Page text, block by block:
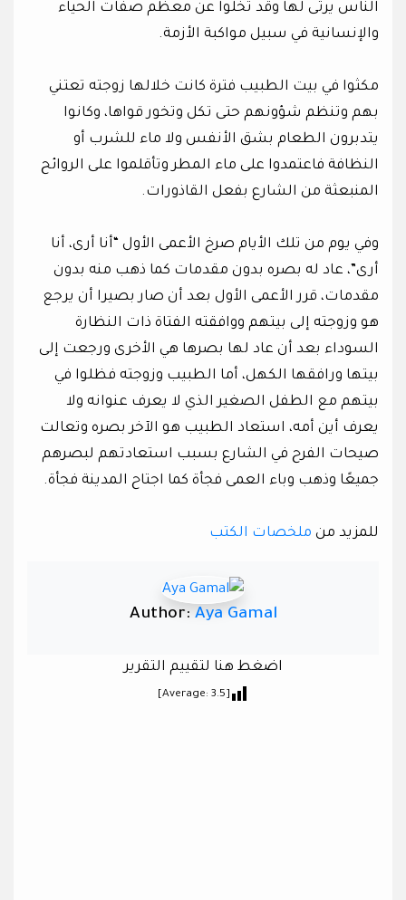
الناس يرثى لها وقد تخلوا عن معظم صفات الحياء
والإنسانية في سبيل مواكبة الأزمة.
مكثوا في بيت الطبيب فترة كانت خلالها زوجته تعتني
بهم وتنظم شؤونهم حتى تكل وتخور قواها، وكانوا
يتدبرون الطعام بشق الأنفس ولا ماء للشرب أو
النظافة فاعتمدوا على ماء المطر وتأقلموا على الروائح
المنبعثة من الشارع بفعل القاذورات.
وفي يوم من تلك الأيام صرخ الأعمى الأول “أنا أرى، أنا
أرى”، عاد له بصره بدون مقدمات كما ذهب منه بدون
مقدمات، قرر الأعمى الأول بعد أن صار بصيرا أن يرجع
هو وزوجته إلى بيتهم ووافقته الفتاة ذات النظارة
السوداء بعد أن عاد لها بصرها هي الأخرى ورجعت إلى
بيتها ورافقها الكهل، أما الطبيب وزوجته فظلوا في
بيتهم مع الطفل الصغير الذي لا يعرف عنوانه ولا
يعرف أين أمه، استعاد الطبيب هو الآخر بصره وتعالت
صيحات الفرح في الشارع بسبب استعادتهم لبصرهم
جميعًا وذهب وباء العمى فجأة كما اجتاح المدينة فجأة.
للمزيد من ملخصات الكتب
Author: Aya Gamal
اضغط هنا لتقييم التقرير
[Average:
3.5
]